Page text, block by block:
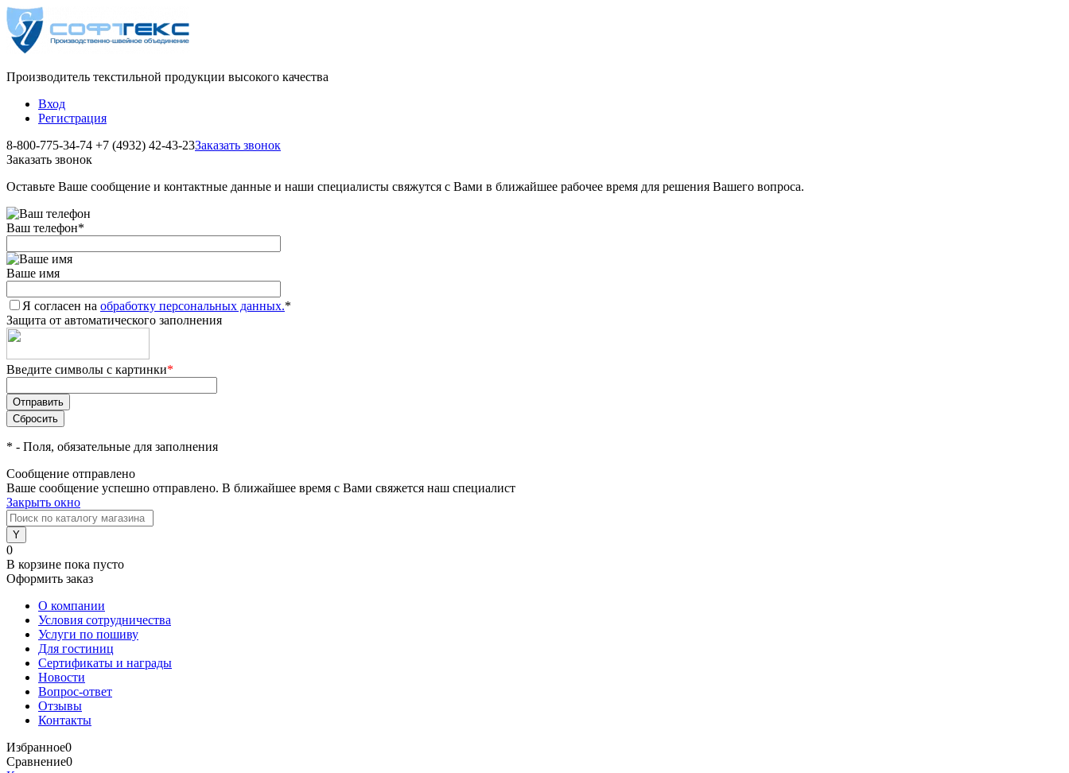
Производитель текстильной продукции высокого качества
Вход
Регистрация
8-800-775-34-74 +7 (4932) 42-43-23Заказать звонок
Заказать звонок
Оставьте Ваше сообщение и контактные данные и наши специалисты свяжутся с Вами в ближайшее рабочее время для решения Вашего вопроса.
Ваш телефон*
Ваше имя
Я согласен на обработку персональных данных.*
Защита от автоматического заполнения
Введите символы с картинки*
* - Поля, обязательные для заполнения
Сообщение отправлено
Ваше сообщение успешно отправлено. В ближайшее время с Вами свяжется наш специалист
Закрыть окно
0
В корзине пока пусто
Оформить заказ
О компании
Условия сотрудничества
Услуги по пошиву
Для гостиниц
Сертификаты и награды
Новости
Вопрос-ответ
Отзывы
Контакты
Избранное0
Сравнение0